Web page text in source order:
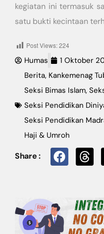
kegiatan ini termasuk
satu bukti kecintaan
Post Views:224
Humas
1 Oktober
Berita, Kankemenag
Seksi Bimas Islam,
Seksi Pendidikan
Seksi Pendidikan
Haji & Umroh
Share :